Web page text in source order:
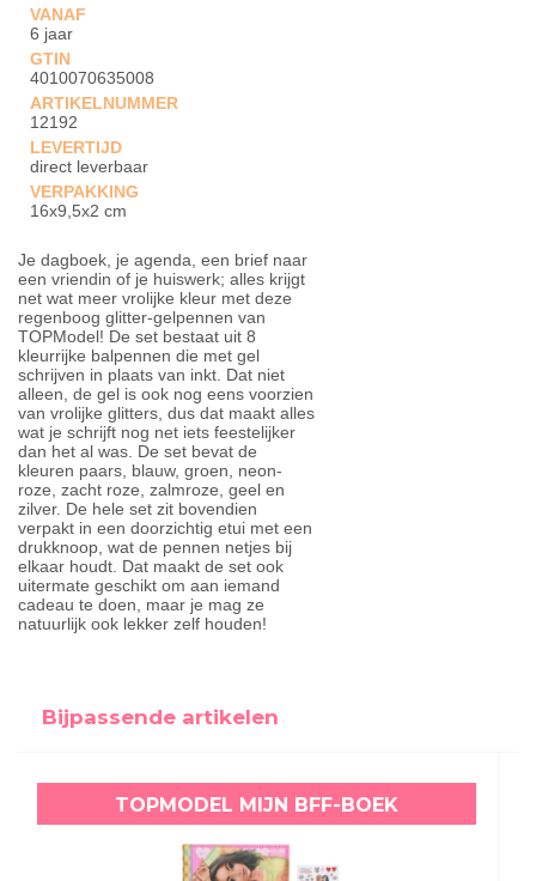
VANAF
6 jaar
GTIN
4010070635008
ARTIKELNUMMER
12192
LEVERTIJD
direct leverbaar
VERPAKKING
16x9,5x2 cm
Je dagboek, je agenda, een brief naar
een vriendin of je huiswerk; alles krijgt
net wat meer vrolijke kleur met deze
regenboog glitter-gelpennen van
TOPModel! De set bestaat uit 8
kleurrijke balpennen die met gel
schrijven in plaats van inkt. Dat niet
alleen, de gel is ook nog eens voorzien
van vrolijke glitters, dus dat maakt alles
wat je schrijft nog net iets feestelijker
dan het al was. De set bevat de
kleuren paars, blauw, groen, neon-
roze, zacht roze, zalmroze, geel en
zilver. De hele set zit bovendien
verpakt in een doorzichtig etui met een
drukknoop, wat de pennen netjes bij
elkaar houdt. Dat maakt de set ook
uitermate geschikt om aan iemand
cadeau te doen, maar je mag ze
natuurlijk ook lekker zelf houden!
Bijpassende artikelen
TOPMODEL MIJN BFF-BOEK